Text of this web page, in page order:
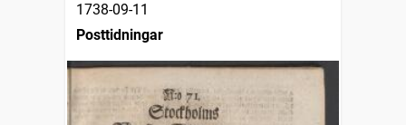
1738-09-11
Posttidningar